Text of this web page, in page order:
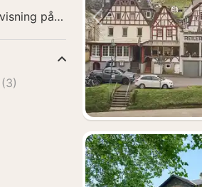
Forrige billede
Vinsmagning med rundvisning på vingården(1)
(3)